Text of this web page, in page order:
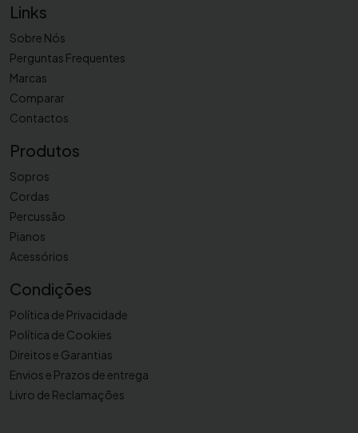
Links
Sobre Nós
Perguntas Frequentes
Marcas
Comparar
Contactos
Produtos
Sopros
Cordas
Percussão
Pianos
Acessórios
Condições
Política de Privacidade
Política de Cookies
Direitos e Garantias
Envios e Prazos de entrega
Livro de Reclamações